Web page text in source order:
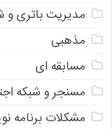
مدیریت باتری و
مذهبی
مسابقه ای
مسنجر و شبکه
مشکلات برنامه